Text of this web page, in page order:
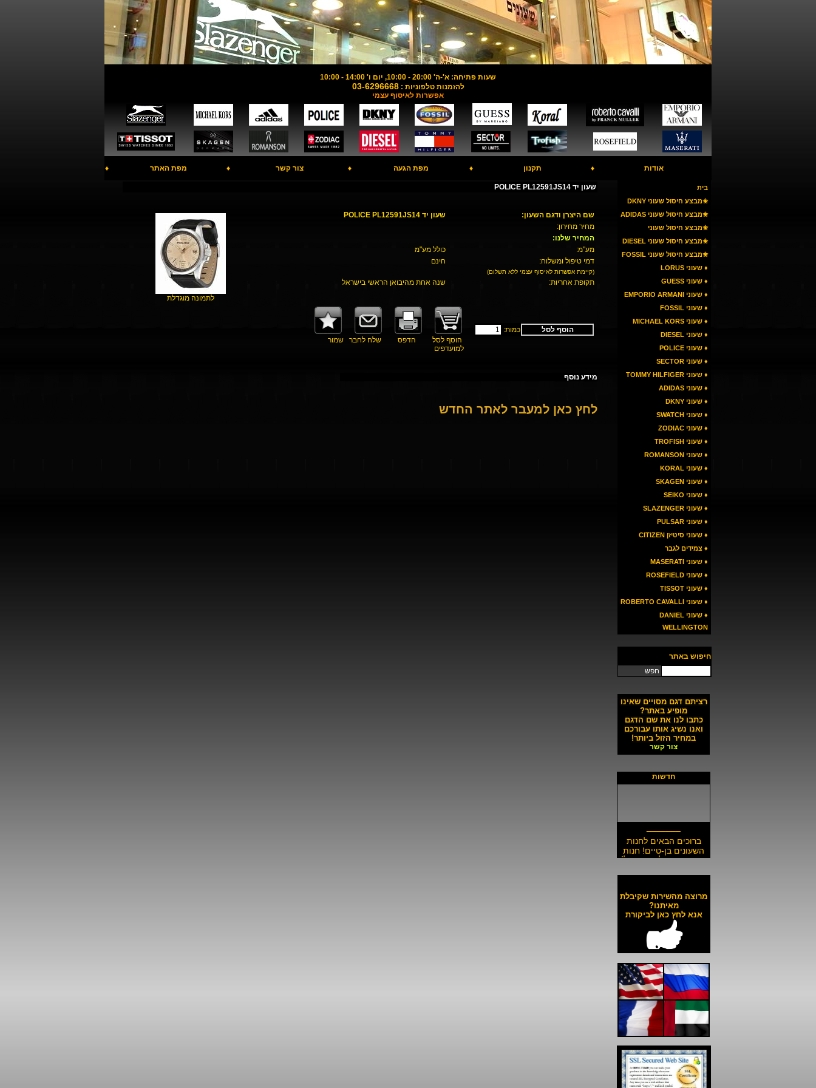
שעות פתיחה: א'-ה' 20:00 - 10:00, יום ו' 14:00 - 10:00
להזמנות טלפוניות :03-6296668
אפשרות לאיסוף עצמי
אודות ♦ תקנון ♦ מפת הגעה ♦ צור קשר ♦ מפת האתר ♦
בית
✬מבצע חיסול שעוני DKNY
✬מבצע חיסול שעוני ADIDAS
✬מבצע חיסול שעוני
ARMANI
✬מבצע חיסול שעוני DIESEL
✬מבצע חיסול שעוני FOSSIL
♦ שעוני LORUS
♦ שעוני GUESS
♦ שעוני EMPORIO ARMANI
♦ שעוני FOSSIL
♦ שעוני MICHAEL KORS
♦ שעוני DIESEL
♦ שעוני POLICE
♦ שעוני SECTOR
♦ שעוני TOMMY HILFIGER
♦ שעוני ADIDAS
♦ שעוני DKNY
♦ שעוני SWATCH
♦ שעוני ZODIAC
♦ שעוני TROFISH
♦ שעוני ROMANSON
♦ שעוני KORAL
♦ שעוני SKAGEN
♦ שעוני SEIKO
♦ שעוני SLAZENGER
♦ שעוני PULSAR
♦ שעוני סיטיזן CITIZEN
♦ צמידים לגבר
♦ שעוני MASERATI
♦ שעוני ROSEFIELD
♦ שעוני TISSOT
♦ שעוני ROBERTO CAVALLI
♦ שעוני DANIEL
WELLINGTON
חיפוש באתר
חפש
רציתם דגם מסויים שאינו
מופיע באתר?
כתבו לנו את שם הדגם
ואנו נשיג אותו עבורכם
במחיר הזול ביותר!
צור קשר
חדשות
_______
ברוכים הבאים לחנות
השעונים בן-טיים! חנות
השעונים הזולה בישראל!
באתר ולכל חלקי הארץ!
__________________
כל השעונים באתר עד 6
תשלומים ללא ריבית!
__________________
האתר מאובטח בהצפנת
SSL מתקדמת
מרוצה מהשירות שקיבלת
מאיתנו?
אנא לחץ כאן לביקורת
שעון יד POLICE PL12591JS14
שם היצרן ודגם השעון:
שעון יד POLICE PL12591JS14
מחיר מחירון:
המחיר שלנו:
מע"מ:
כולל מע"מ
דמי טיפול ומשלוח:
חינם
(קיימת אפשרות לאיסוף עצמי ללא תשלום)
תקופת אחריות: שנה אחת מהיבואן הראשי בישראל
הוסף לסל
כמות:
הוסף לסל
הדפס שלח לחבר שמור
למועדפים
לתמונה מוגדלת
מידע נוסף
לחץ כאן למעבר לאתר החדש